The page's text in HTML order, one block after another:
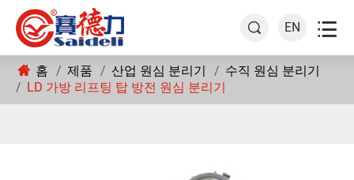
 EN 
홈 제품 산업 원심 분리기
수직 원심 분리기
LD 가방 리프팅 탑 방전 원심 분리기